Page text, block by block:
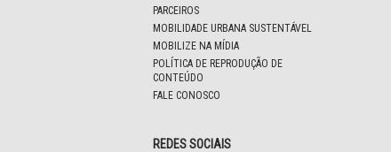
PARCEIROS
MOBILIDADE URBANA SUSTENTÁVEL
MOBILIZE NA MÍDIA
POLÍTICA DE REPRODUÇÃO DE
CONTEÚDO
FALE CONOSCO
REDES SOCIAIS